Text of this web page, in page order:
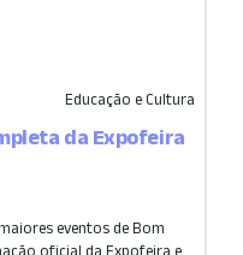
Educação e Cultura
da Expofeira
eventos de Bom
oficial da Expofeira e